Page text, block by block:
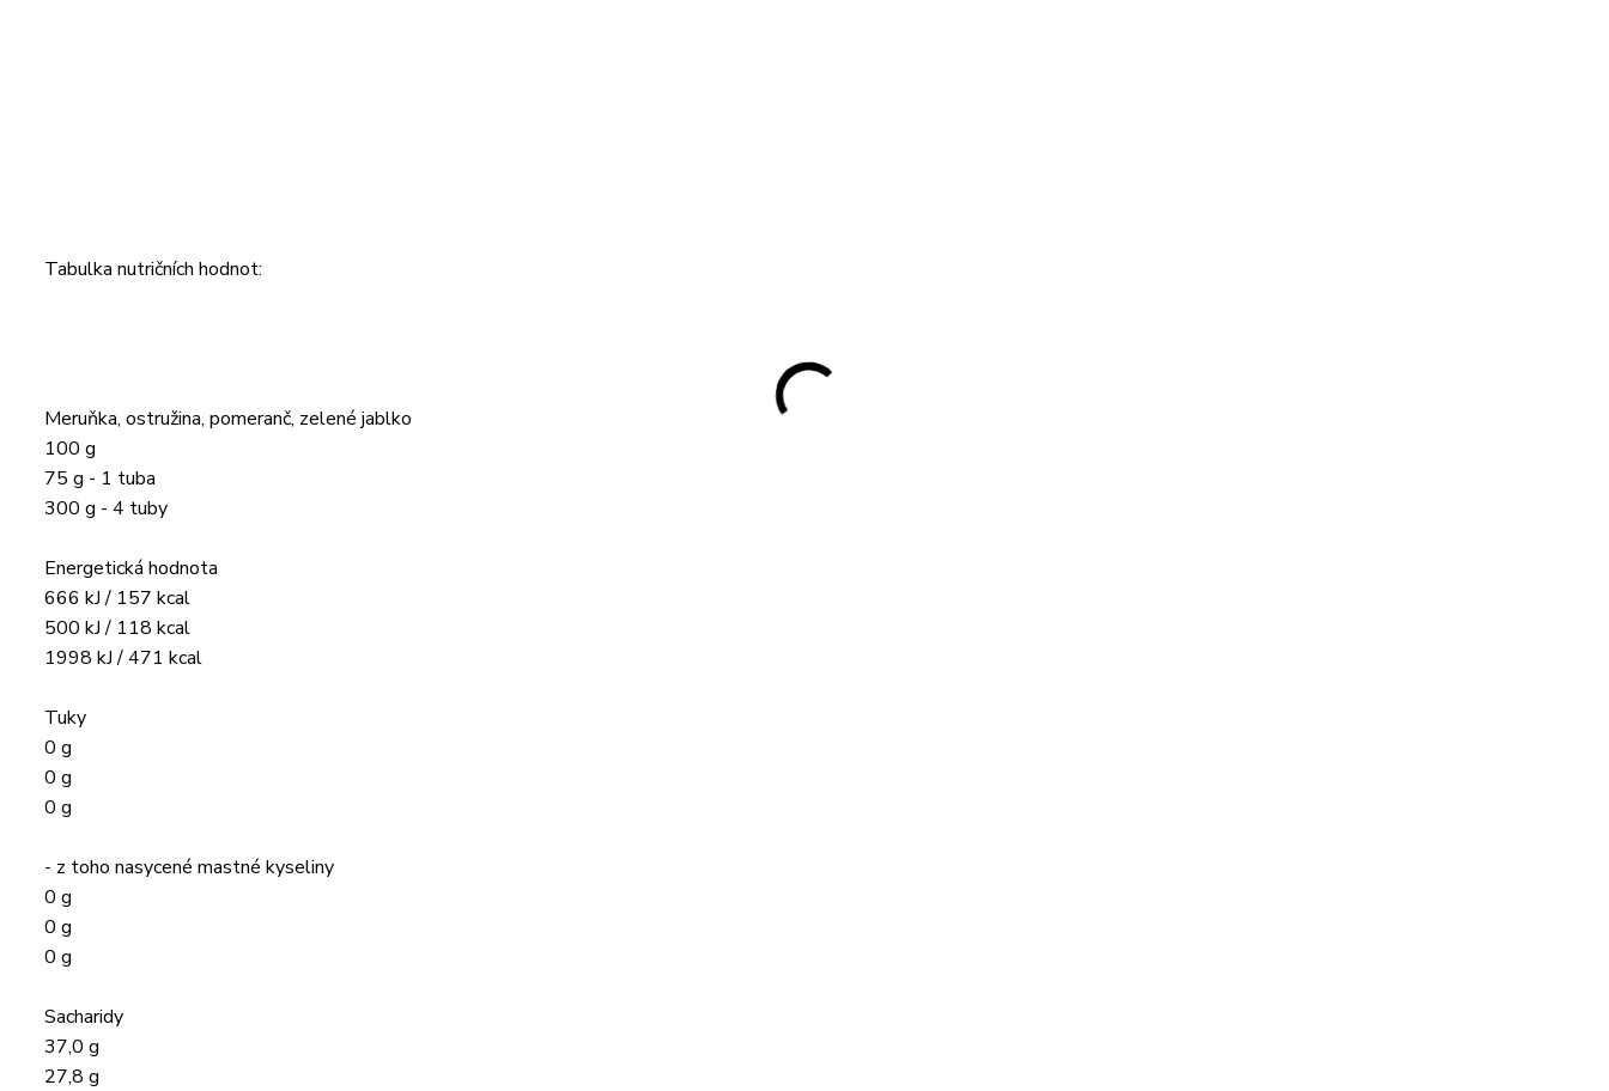
Tabulka nutričních hodnot:
Meruňka, ostružina, pomeranč, zelené jablko
100 g
75 g - 1 tuba
300 g - 4 tuby
Energetická hodnota
666 kJ / 157 kcal
500 kJ / 118 kcal
1998 kJ / 471 kcal
Tuky
0 g
0 g
0 g
- z toho nasycené mastné kyseliny
0 g
0 g
0 g
Sacharidy
37,0 g
27,8 g